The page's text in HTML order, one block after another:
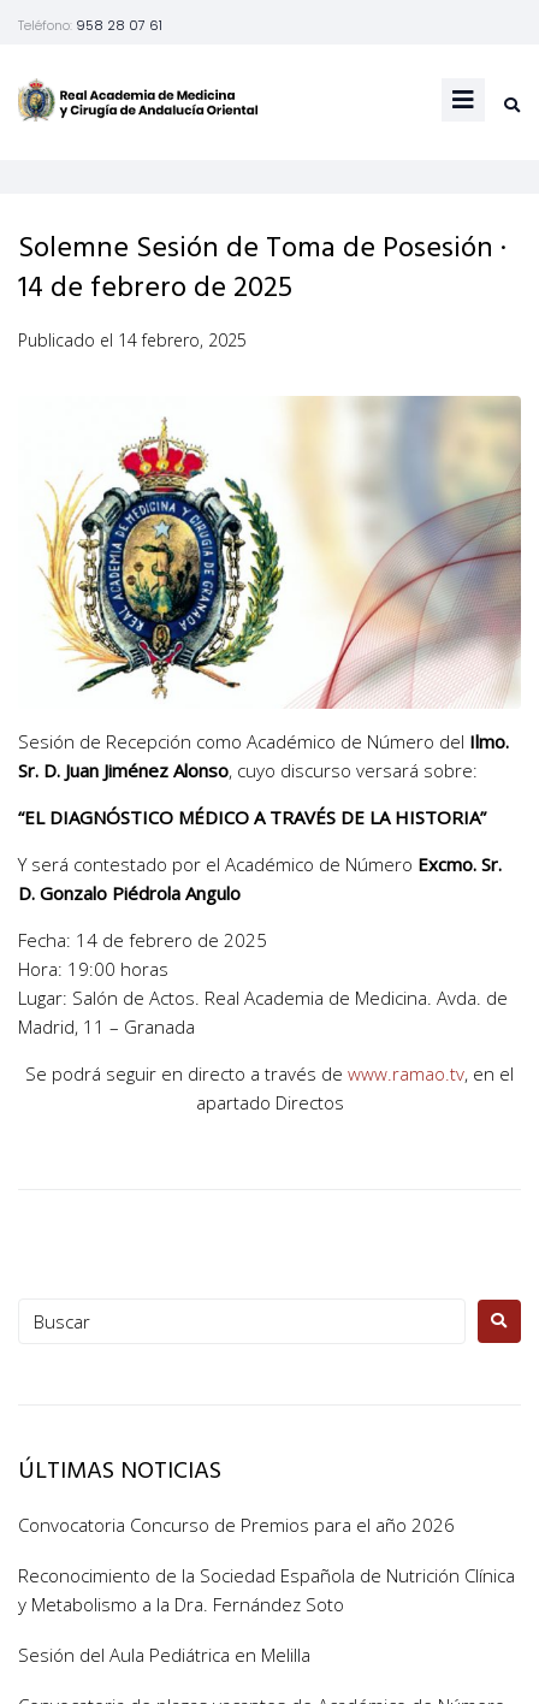
Teléfono: 958 28 07 61
Solemne Sesión de Toma de Posesión ·
14 de febrero de 2025
Publicado el 14 febrero, 2025
Sesión de Recepción como Académico de Número del Ilmo.
Sr. D. Juan Jiménez Alonso, cuyo discurso versará sobre:
“EL DIAGNÓSTICO MÉDICO A TRAVÉS DE LA HISTORIA”
Y será contestado por el Académico de Número Excmo. Sr.
D. Gonzalo Piédrola Angulo
Fecha: 14 de febrero de 2025
Hora: 19:00 horas
Lugar: Salón de Actos. Real Academia de Medicina. Avda. de
Madrid, 11 – Granada
Se podrá seguir en directo a través de www.ramao.tv, en el
apartado Directos
ÚLTIMAS NOTICIAS
Convocatoria Concurso de Premios para el año 2026
Reconocimiento de la Sociedad Española de Nutrición Clínica
y Metabolismo a la Dra. Fernández Soto
Sesión del Aula Pediátrica en Melilla